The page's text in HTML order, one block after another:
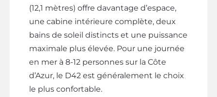
(12,1 mètres) offre davantage d’espace,
une cabine intérieure complète, deux
bains de soleil distincts et une puissance
maximale plus élevée. Pour une journée
en mer à 8-12 personnes sur la Côte
d’Azur, le D42 est généralement le choix
le plus confortable.